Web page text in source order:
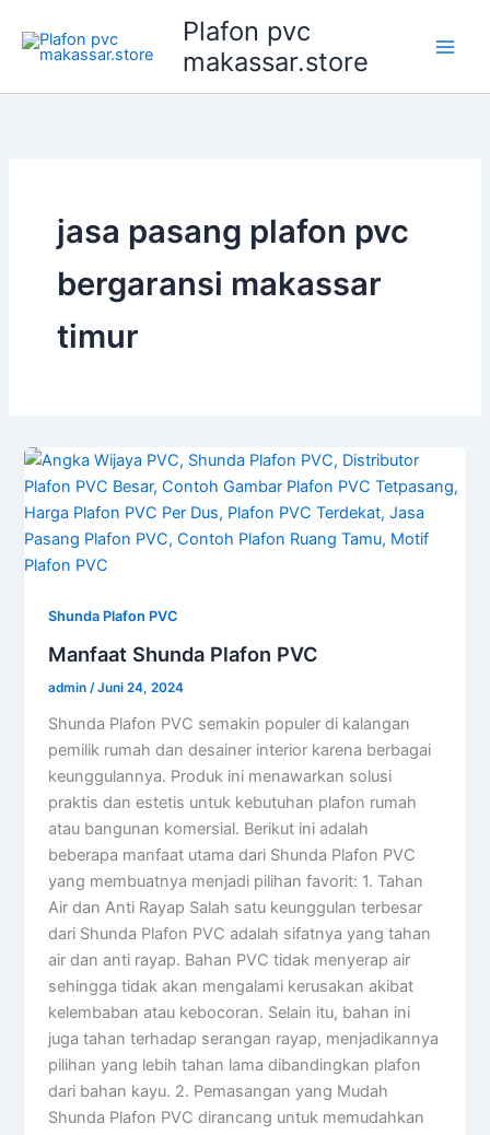
konten
Plafon pvc
makassar.store
jasa pasang plafon pvc
bergaransi makassar
timur
Shunda Plafon PVC
Manfaat Shunda Plafon PVC
admin /Juni 24, 2024
Shunda Plafon PVC semakin populer di kalangan
pemilik rumah dan desainer interior karena berbagai
keunggulannya. Produk ini menawarkan solusi
praktis dan estetis untuk kebutuhan plafon rumah
atau bangunan komersial. Berikut ini adalah
beberapa manfaat utama dari Shunda Plafon PVC
yang membuatnya menjadi pilihan favorit: 1. Tahan
Air dan Anti Rayap Salah satu keunggulan terbesar
dari Shunda Plafon PVC adalah sifatnya yang tahan
air dan anti rayap. Bahan PVC tidak menyerap air
sehingga tidak akan mengalami kerusakan akibat
kelembaban atau kebocoran. Selain itu, bahan ini
juga tahan terhadap serangan rayap, menjadikannya
pilihan yang lebih tahan lama dibandingkan plafon
dari bahan kayu. 2. Pemasangan yang Mudah
Shunda Plafon PVC dirancang untuk memudahkan